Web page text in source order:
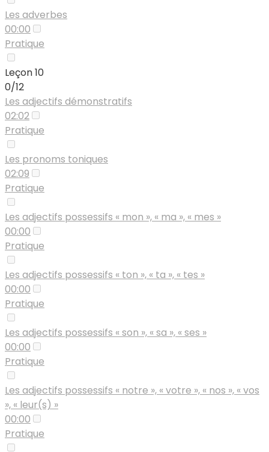
Les adverbes
00:00
Pratique
Leçon 10
0/12
Les adjectifs démonstratifs
02:02
Pratique
Les pronoms toniques
02:09
Pratique
Les adjectifs possessifs « mon », « ma », « mes »
00:00
Pratique
Les adjectifs possessifs « ton », « ta », « tes »
00:00
Pratique
Les adjectifs possessifs « son », « sa », « ses »
00:00
Pratique
Les adjectifs possessifs « notre », « votre », « nos », « vos
», « leur(s) »
00:00
Pratique